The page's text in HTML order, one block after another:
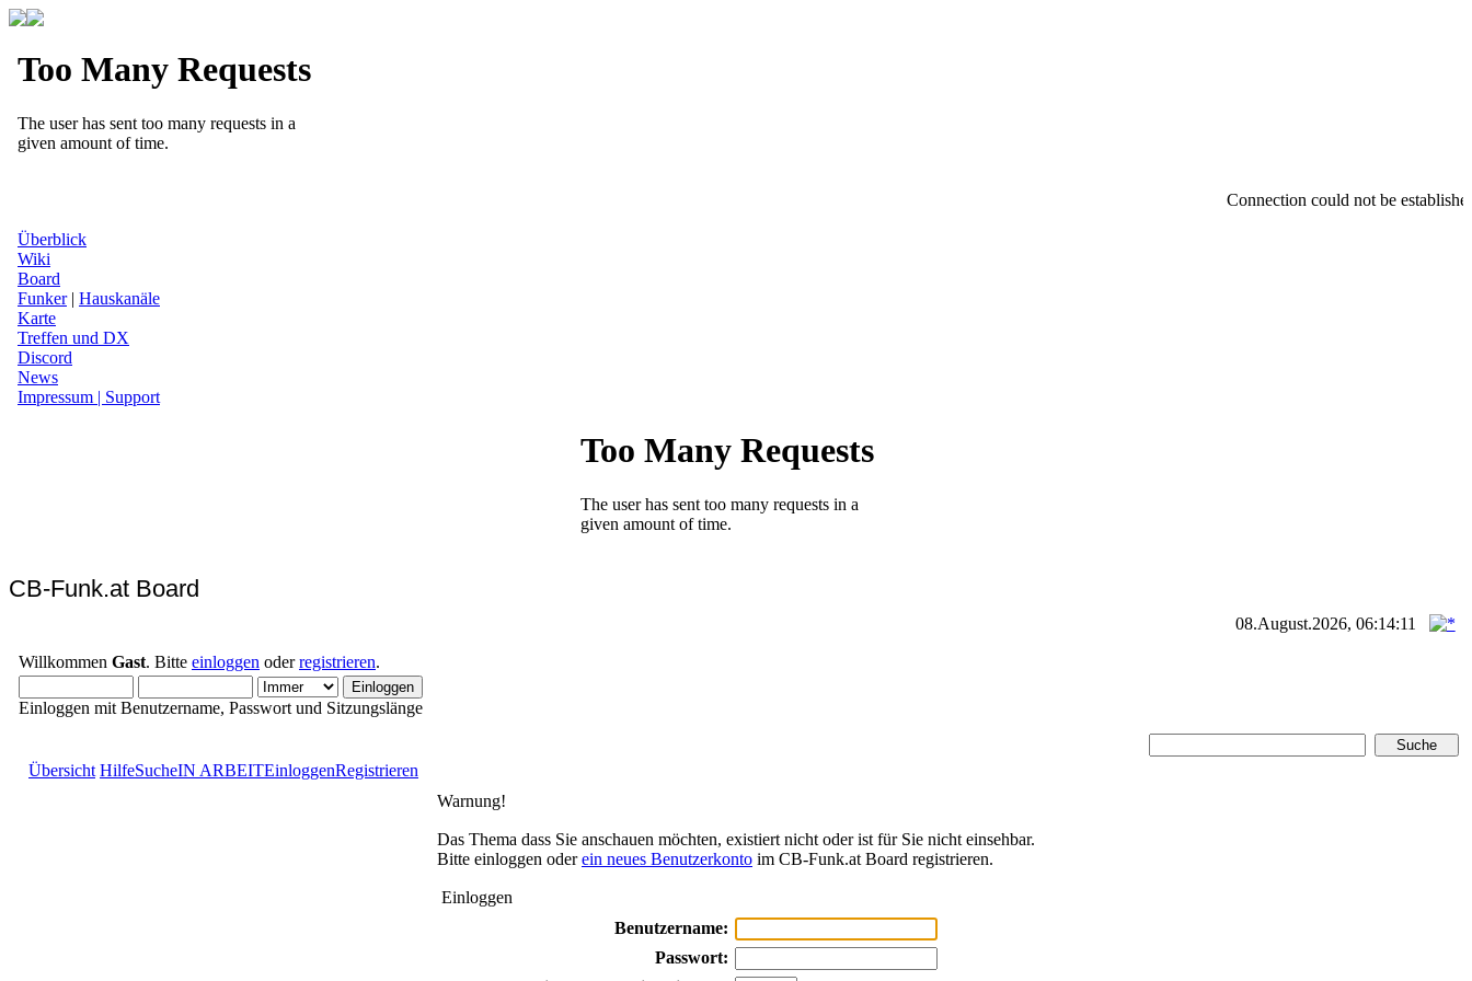
Connection could not be established.
Überblick
Wiki
Board
Funker| Hauskanäle
Karte
Treffen und DX
Discord
News
Impressum | Support
CB-Funk.at Board
08.August.2026, 06:14:11
Willkommen Gast. Bitte einloggen oderregistrieren.
Einloggen mit Benutzername, Passwort und Sitzungslänge
Übersicht HilfeSucheIN ARBEITEinloggenRegistrieren
Warnung!
Das Thema dass Sie anschauen möchten, existiert nicht oder ist für Sie nicht einsehbar.
Bitte einloggen oderein neues Benutzerkonto im CB-Funk.at Board registrieren.
Einloggen
Benutzername:
Passwort: